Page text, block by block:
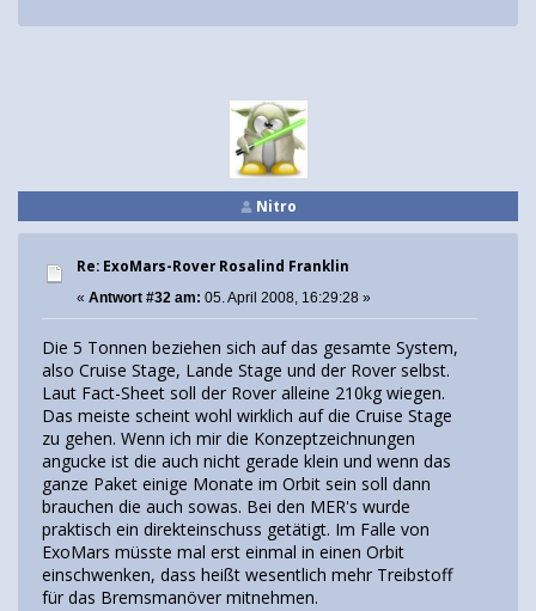
Nitro
Re: ExoMars-Rover Rosalind Franklin
« Antwort #32 am: 05. April 2008, 16:29:28 »
Die 5 Tonnen beziehen sich auf das gesamte System,
also Cruise Stage, Lande Stage und der Rover selbst.
Laut Fact-Sheet soll der Rover alleine 210kg wiegen.
Das meiste scheint wohl wirklich auf die Cruise Stage
zu gehen. Wenn ich mir die Konzeptzeichnungen
angucke ist die auch nicht gerade klein und wenn das
ganze Paket einige Monate im Orbit sein soll dann
brauchen die auch sowas. Bei den MER's wurde
praktisch ein direkteinschuss getätigt. Im Falle von
ExoMars müsste mal erst einmal in einen Orbit
einschwenken, dass heißt wesentlich mehr Treibstoff
für das Bremsmanöver mitnehmen.